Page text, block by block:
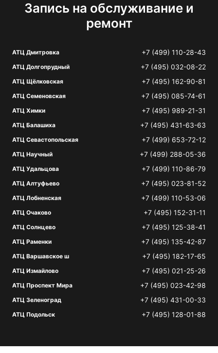
Запись на обслуживание и
ремонт
АТЦ Дмитровка +7 (499) 110-28-43
АТЦ Долгопрудный +7 (495) 032-08-22
АТЦ Щёлковская +7 (495) 162-90-81
АТЦ Семеновская +7 (495) 085-74-61
АТЦ Химки +7 (495) 989-21-31
АТЦ Балашиха +7 (495) 431-63-63
АТЦ Севастопольская +7 (499) 653-72-12
АТЦ Научный +7 (499) 288-05-36
АТЦ Удальцова +7 (499) 110-86-79
АТЦ Алтуфьево +7 (495) 023-81-52
АТЦ Лобненская +7 (499) 110-53-06
АТЦ Очаково +7 (495) 152-31-11
АТЦ Солнцево +7 (495) 125-38-41
АТЦ Раменки +7 (495) 135-42-87
АТЦ Варшавское ш +7 (495) 182-17-65
АТЦ Измайлово +7 (495) 021-25-26
АТЦ Проспект Мира +7 (495) 023-42-98
АТЦ Зеленоград +7 (495) 431-00-33
АТЦ Подольск +7 (495) 128-01-88